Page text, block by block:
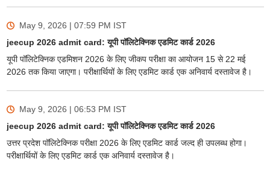
May 9, 2026 | 07:59 PM IST
jeecup 2026 admit card: यूपी पॉलिटेक्निक एडमिट कार्ड 2026
यूपी पॉलिटेक्निक एडमिशन 2026 के लिए जीकप परीक्षा का आयोजन 15 से 22 मई
2026 तक किया जाएगा। परीक्षार्थियों के लिए एडमिट कार्ड एक अनिवार्य दस्तावेज है।
May 9, 2026 | 06:53 PM IST
jeecup 2026 admit card: यूपी पॉलिटेक्निक एडमिट कार्ड 2026
उत्तर प्रदेश पॉलिटेक्निक परीक्षा 2026 के लिए एडमिट कार्ड जल्द ही उपलब्ध होगा।
परीक्षार्थियों के लिए एडमिट कार्ड एक अनिवार्य दस्तावेज है।